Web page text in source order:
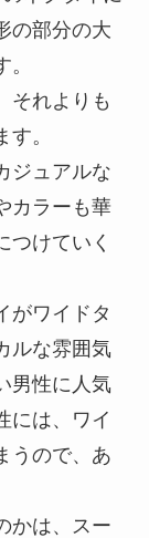
の部分の大
それよりも
。
ジュアルな
カラーも華
つけていく
がワイドタ
ルな雰囲気
男性に人気
には、ワイ
うので、あ
かは、スー